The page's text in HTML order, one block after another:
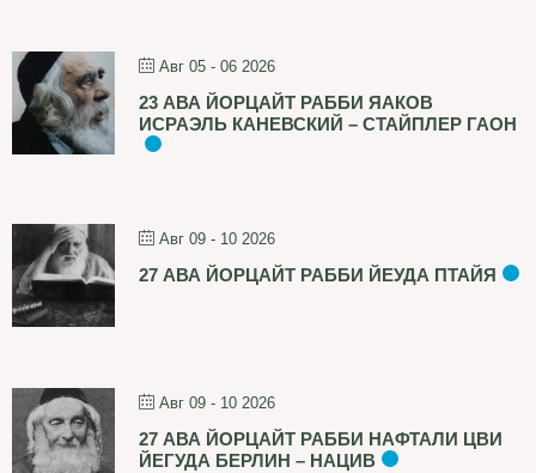
Авг 05 - 06 2026
23 АВА ЙОРЦАЙТ РАББИ ЯАКОВ
ИСРАЭЛЬ КАНЕВСКИЙ – СТАЙПЛЕР ГАОН
Авг 09 - 10 2026
27 АВА ЙОРЦАЙТ РАББИ ЙЕУДА ПТАЙЯ
Авг 09 - 10 2026
27 АВА ЙОРЦАЙТ РАББИ НАФТАЛИ ЦВИ
ЙЕГУДА БЕРЛИН – НАЦИВ